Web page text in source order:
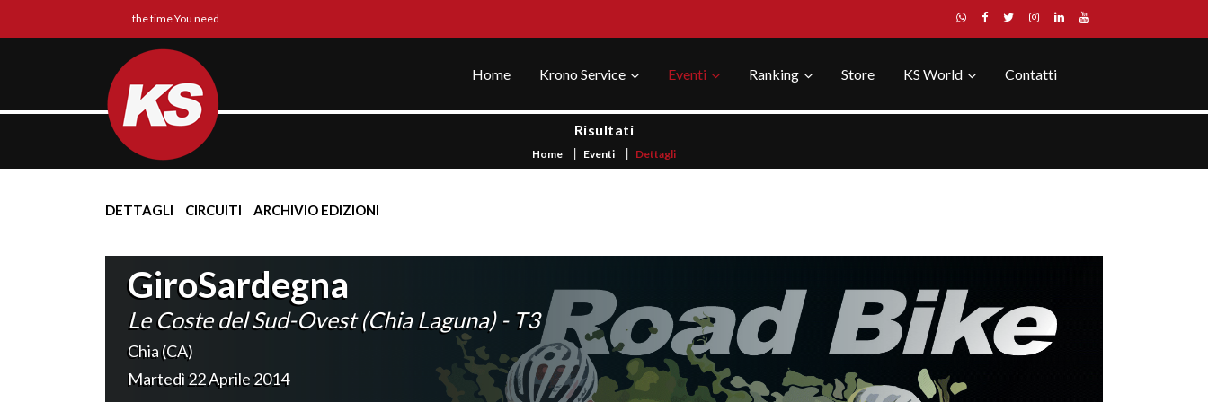
the time You need
Home Krono Service Eventi Ranking Store KS World Contatti
Risultati
Home Eventi Dettagli
DETTAGLI CIRCUITI ARCHIVIO EDIZIONI
GiroSardegna
Le Coste del Sud-Ovest (Chia Laguna) - T3
Chia (CA)
Martedì 22 Aprile 2014